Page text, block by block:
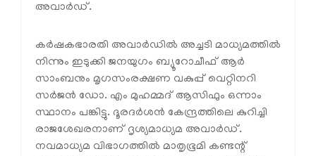
അവാർഡ്.
കർഷകഭാരതി അവാർഡിൽ അച്ചടി മാധ്യമത്തിൽ
നിന്നും ഇടുക്കി ജനയുഗം ബ്യൂറോചീഫ് ആർ
സാംബനും മൃഗസംരക്ഷണ വകുപ്പ് വെറ്റിനറി
സർജൻ ഡോ. എം മുഹമ്മദ് ആസിഫും ഒന്നാം
സ്ഥാനം പങ്കിട്ടു. ദൂരദർശൻ കേന്ദ്രത്തിലെ കുറിച്ചി
രാജശേഖരനാണ് ദൃശ്യമാധ്യമ അവാർഡ്.
നവമാധ്യമ വിഭാഗത്തിൽ മാതൃഭൂമി കണ്ടന്റ്